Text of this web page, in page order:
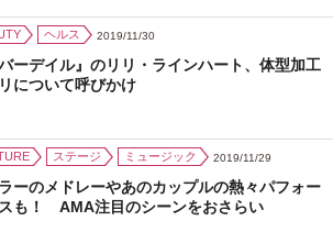
ヘルス 2019/11/30
バーデイル』のリリ・ラインハート、体型加工
について呼びかけ
ステージ ミュージック 2019/11/29
ーのメドレーやあのカップルの熱々パフォー
も！ AMA注目のシーンをおさらい